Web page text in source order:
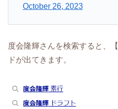
October 26, 2023
度会隆輝さんを検索すると、【
ドが出てきます。